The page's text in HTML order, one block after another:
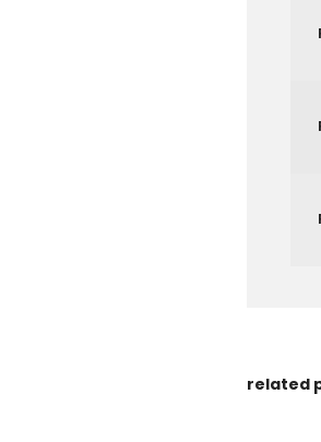
related